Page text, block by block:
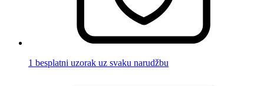
1 besplatni uzorak uz svaku narudžbu